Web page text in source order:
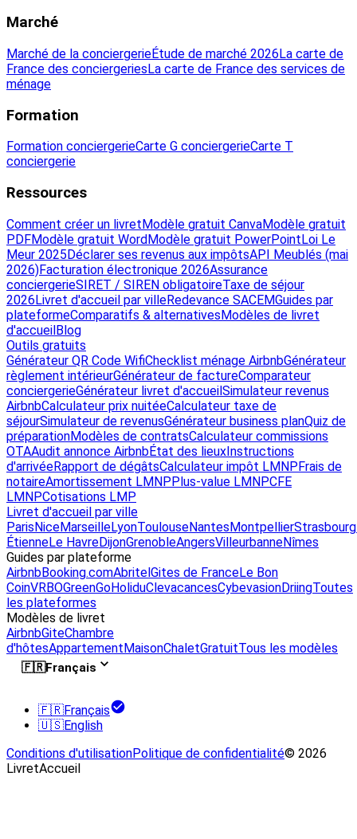
Marché
Marché de la conciergerieÉtude de marché 2026La carte de
France des conciergeriesLa carte de France des services de
ménage
Formation
Formation conciergerieCarte G conciergerieCarte T
conciergerie
Ressources
Comment créer un livretModèle gratuit CanvaModèle gratuit
PDFModèle gratuit WordModèle gratuit PowerPointLoi Le
Meur 2025Déclarer ses revenus aux impôtsAPI Meublés (mai
2026)Facturation électronique 2026Assurance
conciergerieSIRET / SIREN obligatoireTaxe de séjour
2026Livret d'accueil par villeRedevance SACEMGuides par
plateformeComparatifs & alternativesModèles de livret
d'accueilBlog
Outils gratuits
Générateur QR Code WifiChecklist ménage AirbnbGénérateur
règlement intérieurGénérateur de factureComparateur
conciergerieGénérateur livret d'accueilSimulateur revenus
AirbnbCalculateur prix nuitéeCalculateur taxe de
séjourSimulateur de revenusGénérateur business planQuiz de
préparationModèles de contratsCalculateur commissions
OTAAudit annonce AirbnbÉtat des lieuxInstructions
d'arrivéeRapport de dégâtsCalculateur impôt LMNPFrais de
notaireAmortissement LMNPPlus-value LMNPCFE
LMNPCotisations LMP
Livret d'accueil par ville
ParisNiceMarseilleLyonToulouseNantesMontpellierStrasbourg
ÉtienneLe HavreDijonGrenobleAngersVilleurbanneNîmes
Guides par plateforme
AirbnbBooking.comAbritelGites de FranceLe Bon
CoinVRBOGreenGoHoliduClevacancesCybevasionDriingToutes
les plateformes
Modèles de livret
AirbnbGiteChambre
d'hôtesAppartementMaisonChaletGratuitTous les modèles
🇫🇷Français
🇫🇷Français
🇺🇸English
Conditions d'utilisationPolitique de confidentialité© 2026
LivretAccueil